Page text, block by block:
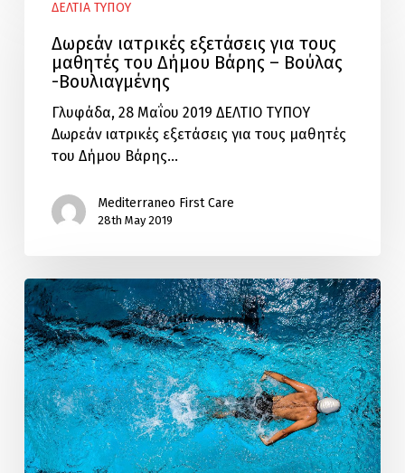
ιατρικές
τους
Δήμου
Βάρης
Βούλας
-Βουλιαγμένης
ΔΕΛΤΙΑ ΤΥΠΟΥ
Δωρεάν ιατρικές εξετάσεις για τους
μαθητές του Δήμου Βάρης – Βούλας
-Βουλιαγμένης
Γλυφάδα, 28 Μαΐου 2019 ΔΕΛΤΙΟ ΤΥΠΟΥ
Δωρεάν ιατρικές εξετάσεις για τους μαθητές
του Δήμου Βάρης…
Mediterraneo First Care
28th May 2019
Κοινωνική
Προσφορά
στους
Αθλητές
του
Δημοτικού
Κολυμβητηρίου
Ελληνικού
–